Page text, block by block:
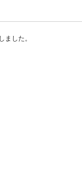
ました。